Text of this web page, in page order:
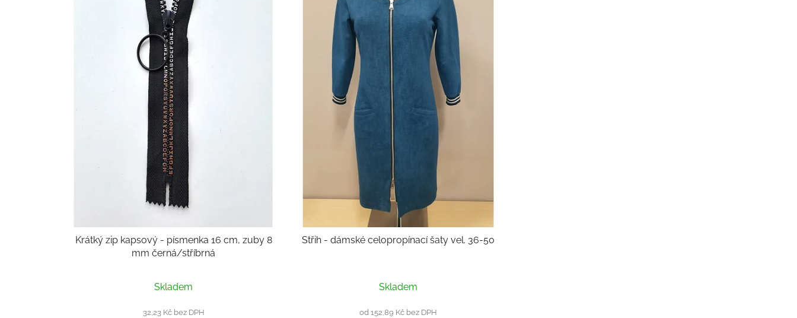
Krátký zip kapsový - písmenka 16 cm, zuby 8
mm černá/stříbrná
hodnocení
produktu
Skladem
32,23 Kč bez DPH
Střih - dámské celopropínací šaty vel. 36-50
hodnocení
produktu
Skladem
od 152,89 Kč bez DPH